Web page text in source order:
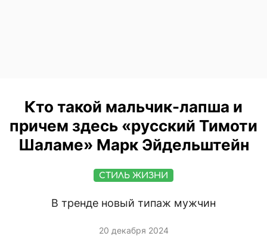
Кто такой мальчик-лапша и
причем здесь «русский Тимоти
Шаламе» Марк Эйдельштейн
СТИЛЬ ЖИЗНИ
В тренде новый типаж мужчин
20 декабря 2024